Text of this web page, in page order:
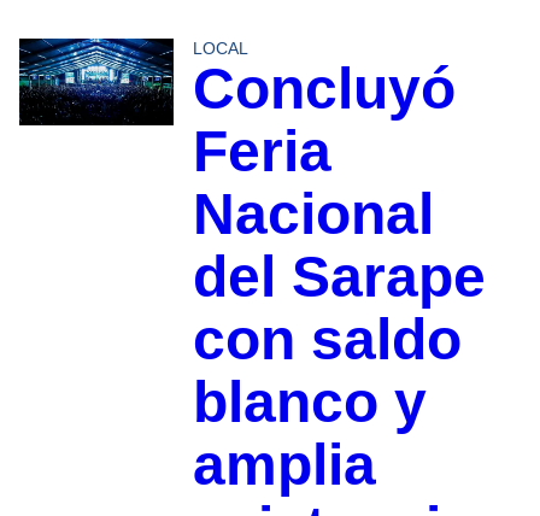
LOCAL
Concluyó
Feria
Nacional
del Sarape
con saldo
blanco y
amplia